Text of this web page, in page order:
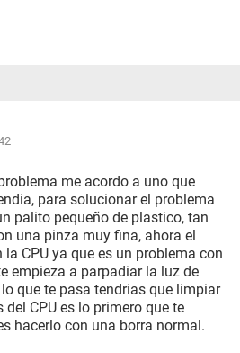
me acordo a uno que
para solucionar el problema
palito pequeño de plastico, tan
una pinza muy fina, ahora el
CPU ya que es un problema con
empieza a parpadiar la luz de
que te pasa tendrias que limpiar
CPU es lo primero que te
hacerlo con una borra normal.